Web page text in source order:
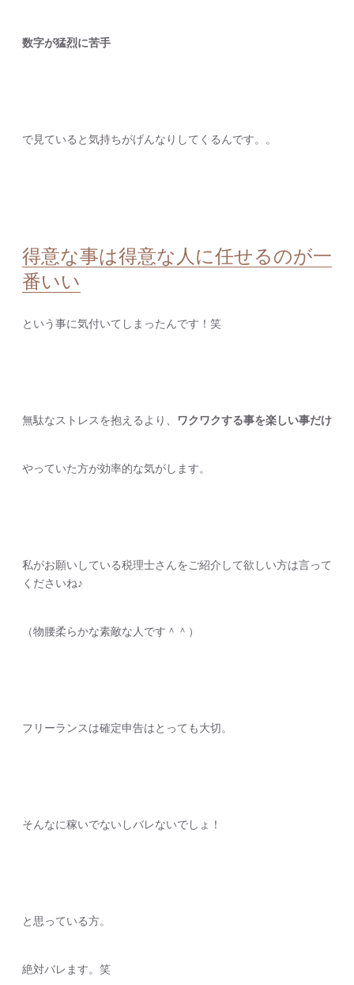
数字が猛烈に苦手
で見ていると気持ちがげんなりしてくるんです。。
得意な事は得意な人に任せるのが一
番いい
という事に気付いてしまったんです！笑
無駄なストレスを抱えるより、 ワクワクする事を楽しい事だけ
やっていた方が効率的な気がします。
私がお願いしている税理士さんをご紹介して欲しい方は言って
くださいね♪
（物腰柔らかな素敵な人です＾＾）
フリーランスは確定申告はとっても大切。
そんなに稼いでないしバレないでしょ！
と思っている方。
絶対バレます。笑